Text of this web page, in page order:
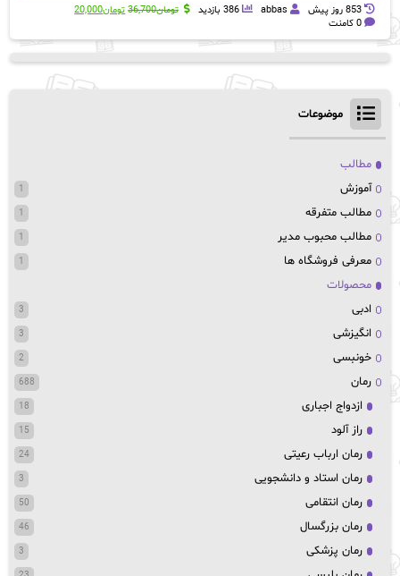
853 روز پيش abbas 386 بازدید تومان36,700 قیمت
بود.
تومان20,000قیمت
0 کامنت
موضوعات
مطالب
آموزش
1
مطالب متفرقه 1
مطالب محبوب مدیر 1
معرفی فروشگاه ها 1
محصولات
ادبی
3
انگیزشی 3
خونبسی 2
رمان 688
ازدواج اجباری 18
راز آلود 15
رمان ارباب رعیتی 24
رمان استاد و دانشجویی 3
رمان انتقامی 50
رمان بزرگسال 46
رمان پزشکی 3